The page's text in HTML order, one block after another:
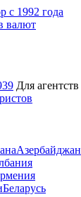
с 1992 года
валют
Для агентств
Азербайджан
Беларусь